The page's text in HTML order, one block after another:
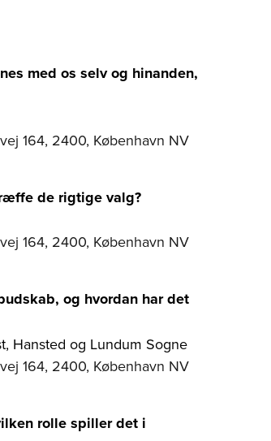
med os selv og hinanden,
164, 2400, København NV
de rigtige valg?
164, 2400, København NV
og hvordan har det
Hansted og Lundum Sogne
164, 2400, København NV
rolle spiller det i